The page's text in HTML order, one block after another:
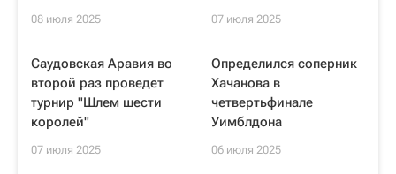
08 июля 2025 07 июля 2025
Саудовская Аравия во
второй раз проведет
турнир "Шлем шести
королей"
07 июля 2025
Определился соперник
Хачанова в
четвертьфинале
Уимблдона
06 июля 2025